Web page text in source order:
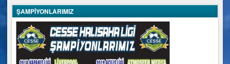
ŞAMPİYONLARIMIZ